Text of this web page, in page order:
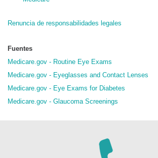
Renuncia de responsabilidades legales
Fuentes
Medicare.gov - Routine Eye Exams
Medicare.gov - Eyeglasses and Contact Lenses
Medicare.gov - Eye Exams for Diabetes
Medicare.gov - Glaucoma Screenings